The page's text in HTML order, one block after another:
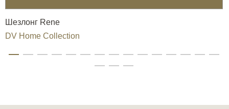
Шезлонг Rene
DV Home Collection